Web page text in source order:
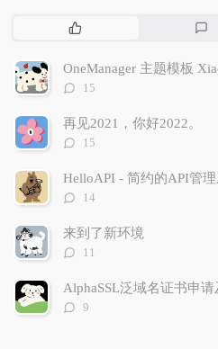
热
文
章
评
OneManager 主题模板
评
数：
15
再见2021，你好2022。
评
数：
15
HelloAPI - 简约的API管
评
数：
14
来到了新环境
评
数：
11
AlphaSSL泛域名证书申请
评
9